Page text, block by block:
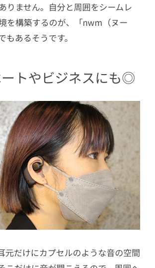
りません。自分と周囲をシームレ
を構築するのが、「nwm（ヌー
もあるそうです。
トやビジネスにも◎
元だけにカプセルのような音の空間